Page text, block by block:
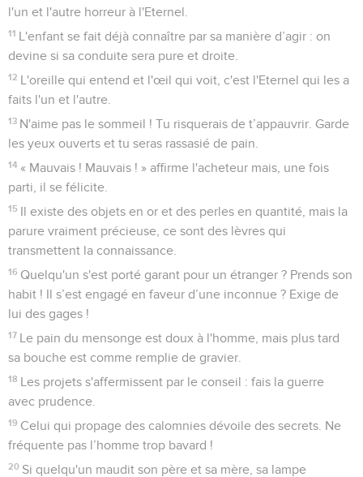
l'un et l'autre horreur à l'Eternel.
11 L'enfant se fait déjà connaître par sa manière d’agir : on
devine si sa conduite sera pure et droite.
12 L'oreille qui entend et l'œil qui voit, c'est l'Eternel qui les a
faits l'un et l'autre.
13 N'aime pas le sommeil ! Tu risquerais de t’appauvrir. Garde
les yeux ouverts et tu seras rassasié de pain.
14 « Mauvais ! Mauvais ! » affirme l'acheteur mais, une fois
parti, il se félicite.
15 Il existe des objets en or et des perles en quantité, mais la
parure vraiment précieuse, ce sont des lèvres qui
transmettent la connaissance.
16 Quelqu'un s'est porté garant pour un étranger ? Prends son
habit ! Il s’est engagé en faveur d’une inconnue ? Exige de
lui des gages !
17 Le pain du mensonge est doux à l'homme, mais plus tard
sa bouche est comme remplie de gravier.
18 Les projets s'affermissent par le conseil : fais la guerre
avec prudence.
19 Celui qui propage des calomnies dévoile des secrets. Ne
fréquente pas l’homme trop bavard !
20 Si quelqu'un maudit son père et sa mère, sa lampe